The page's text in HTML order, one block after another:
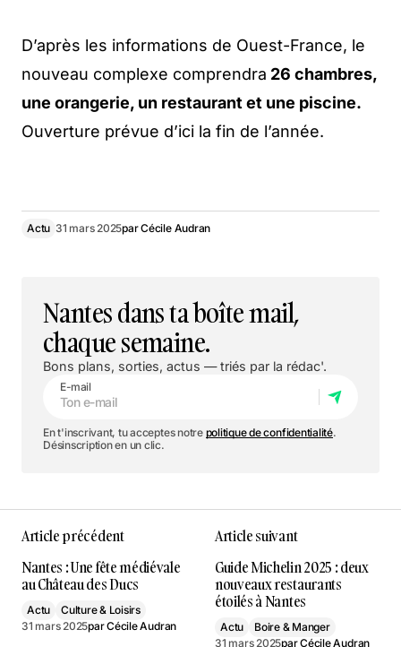
D’après les informations de Ouest-France, le
nouveau complexe comprendra 26 chambres,
une orangerie, un restaurant et une piscine.
Ouverture prévue d’ici la fin de l’année.
Actu 31 mars 2025parCécile Audran
Nantes dans ta boîte mail,
chaque semaine.
Bons plans, sorties, actus — triés par la rédac'.
E-mail
En t'inscrivant, tu acceptes notre politique de confidentialité.
Désinscription en un clic.
Article précédent
Nantes : Une fête médiévale
au Château des Ducs
Actu
Culture & Loisirs
31 mars 2025parCécile Audran
Article suivant
Guide Michelin 2025 : deux
nouveaux restaurants
étoilés à Nantes
Actu
Boire & Manger
31 mars 2025parCécile Audran